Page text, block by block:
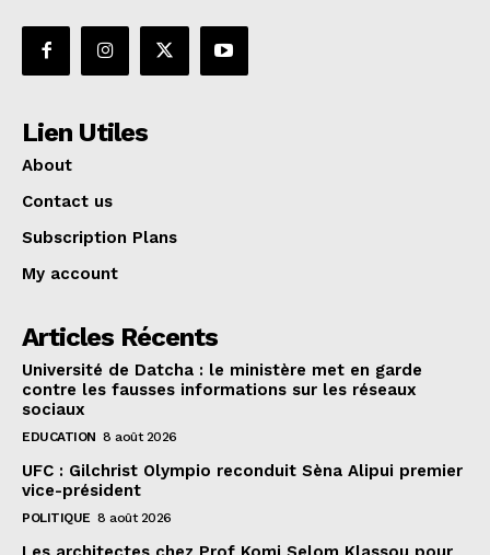
Lien Utiles
About
Contact us
Subscription Plans
My account
Articles Récents
Université de Datcha : le ministère met en garde
contre les fausses informations sur les réseaux
sociaux
EDUCATION 8 août 2026
UFC : Gilchrist Olympio reconduit Sèna Alipui premier
vice-président
POLITIQUE 8 août 2026